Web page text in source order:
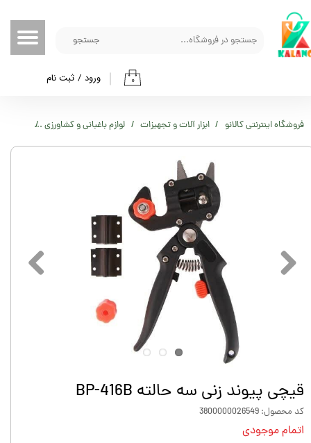
جستجو
۰ ورود / ثبت نام
حساب کاربری من
تغییر گذر واژه
خروج از حساب کاربری
فروشگاه اینترنتی کالانو ابزار آلات و تجهیزات لوازم باغبانی و کشاورزی
قیچی پیوند زنی سه حالته BP-416B
کد محصول: 3800000026549
اتمام موجودی